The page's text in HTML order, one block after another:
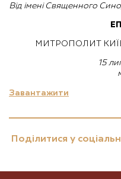
Від імені Священного
МИТРОПОЛИТ
15
Завантажити
Поділитися у